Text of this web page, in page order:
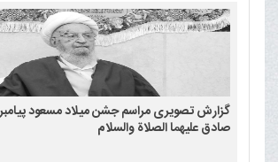
گزارش تصویری مراسم جشن میلاد مسعود پیامبر
صادق علیهما الصلاة والسلام